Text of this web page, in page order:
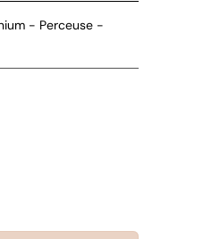
- Perceuse -